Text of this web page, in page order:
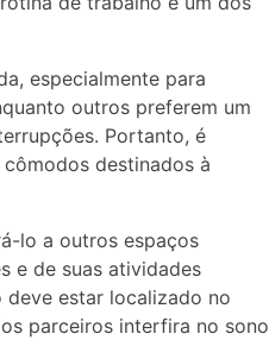
especialmente para
outros preferem um
Portanto, é
destinados à
lo a outros espaços
e de suas atividades
estar localizado no
parceiros interfira no